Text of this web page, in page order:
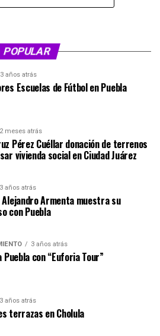
POPULAR
3 años atrás
Escuelas de Fútbol en Puebla
2 meses atrás
Pérez Cuéllar donación de terrenos
vivienda social en Ciudad Juárez
3 años atrás
Alejandro Armenta muestra su
con Puebla
3 años atrás
Puebla con “Euforia Tour”
3 años atrás
terrazas en Cholula